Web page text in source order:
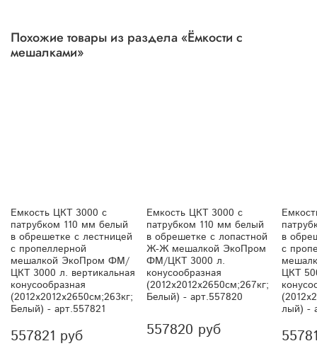
Похожие товары из раздела «Ёмкости с
мешалками»
Емкость ЦКТ 3000 с
патрубком 110 мм белый
в обрешетке с лестницей
с пропеллерной
мешалкой ЭкоПром ФМ/
ЦКТ 3000 л. вертикальная
конусообразная
(2012x2012x2650см;263кг;
Белый) - арт.557821
557821 руб
Емкость ЦКТ 3000 с
патрубком 110 мм белый
в обрешетке с лопастной
Ж-Ж мешалкой ЭкоПром
ФМ/ЦКТ 3000 л.
конусообразная
(2012x2012x2650см;267кг;
Белый) - арт.557820
557820 руб
в
с
ЦКТ
лый) -